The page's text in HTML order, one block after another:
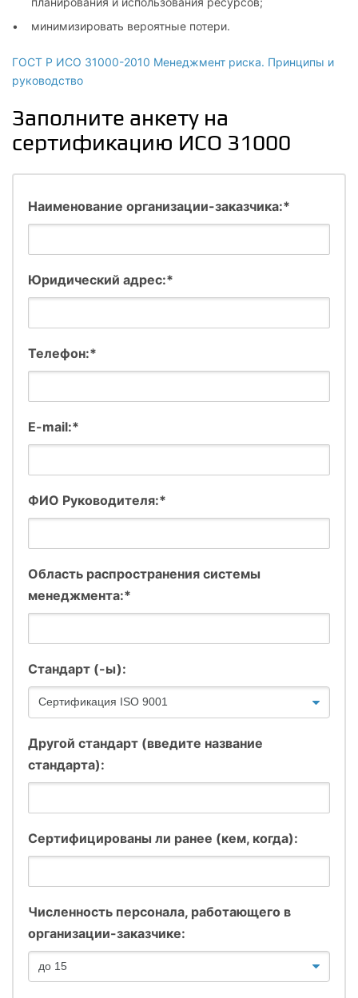
минимизировать вероятные потери.
ГОСТ Р ИСО 31000-2010 Менеджмент риска. Принципы и
руководство
Заполните анкету на
сертификацию ИСО 31000
Наименование организации-заказчика:*
Юридический адрес:*
Телефон:*
E-mail:*
ФИО Руководителя:*
Область распространения системы
менеджмента:*
Стандарт (-ы):
Другой стандарт (введите название
стандарта):
Сертифицированы ли ранее (кем, когда):
Численность персонала, работающего в
организации-заказчике: